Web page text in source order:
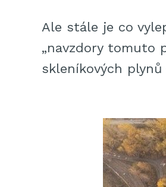
Ale stále je co
„navzdory tomuto
skleníkových plynů